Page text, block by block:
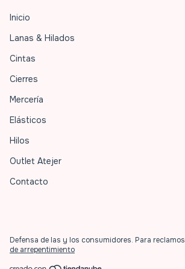
Inicio
Lanas & Hilados
Cintas
Cierres
Mercería
Elásticos
Hilos
Outlet Atejer
Contacto
Defensa de las y los consumidores. Para reclamos
de arrepentimiento